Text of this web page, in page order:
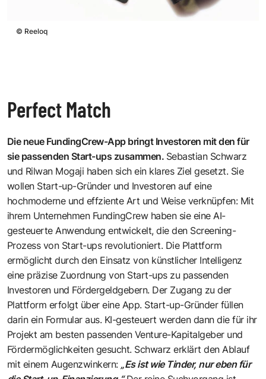
© Reeloq
Perfect Match
Die neue FundingCrew-App bringt Investoren mit den für
sie passenden Start-ups zusammen. Sebastian Schwarz
und Rilwan Mogaji haben sich ein klares Ziel gesetzt. Sie
wollen Start-up-Gründer und Investoren auf eine
hochmoderne und effziente Art und Weise verknüpfen: Mit
ihrem Unternehmen FundingCrew haben sie eine AI-
gesteuerte Anwendung entwickelt, die den Screening-
Prozess von Start-ups revolutioniert. Die Plattform
ermöglicht durch den Einsatz von künstlicher Intelligenz
eine präzise Zuordnung von Start-ups zu passenden
Investoren und Fördergeldgebern. Der Zugang zu der
Plattform erfolgt über eine App. Start-up-Gründer füllen
darin ein Formular aus. KI-gesteuert werden dann die für ihr
Projekt am besten passenden Venture-Kapitalgeber und
Fördermöglichkeiten gesucht. Schwarz erklärt den Ablauf
mit einem Augenzwinkern: „Es ist wie Tinder, nur eben für